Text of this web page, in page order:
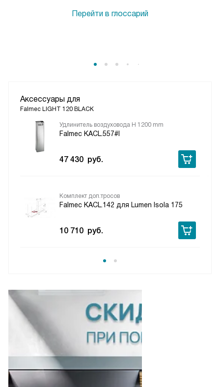
Перейти в глоссарий
Аксессуары для
Falmec LIGHT 120 BLACK
Удлинитель воздуховода H 1200 mm
Falmec KACL.557#I
47 430 руб.
Комплект доп.тросов
Falmec KACL.142 для Lumen Isola 175
10 710 руб.